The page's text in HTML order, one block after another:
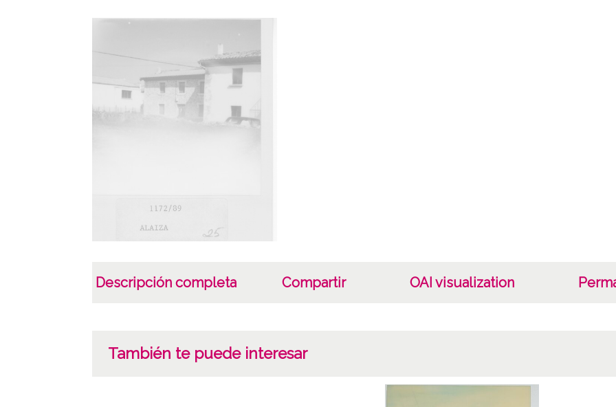
Descripción completa Compartir OAI visualization
También te puede interesar